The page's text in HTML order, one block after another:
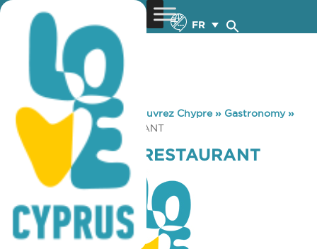
FR
You are here: Home »Découvrez Chypre» Gastronomy»
NEON FALIRON RESTAURANT
NEON FALIRON RESTAURANT